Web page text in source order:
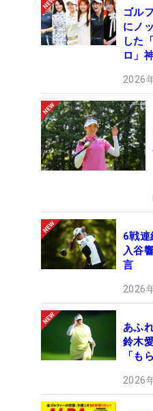
ゴル
にノ
した
ロ」
2026
6戦
入谷
言
2026
あふ
鈴木
「も
2026